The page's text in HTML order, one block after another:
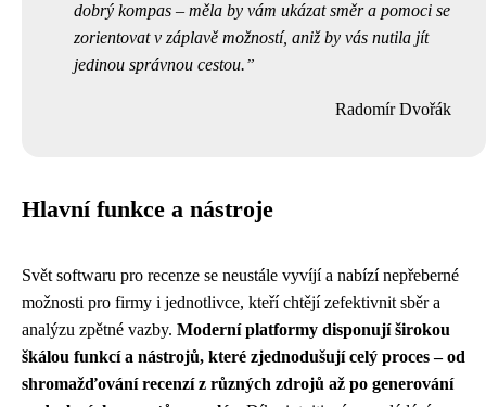
dobrý kompas – měla by vám ukázat směr a pomoci se
zorientovat v záplavě možností, aniž by vás nutila jít
jedinou správnou cestou.
Radomír Dvořák
Hlavní funkce a nástroje
Svět softwaru pro recenze se neustále vyvíjí a nabízí nepřeberné
možnosti pro firmy i jednotlivce, kteří chtějí zefektivnit sběr a
analýzu zpětné vazby. Moderní platformy disponují širokou
škálou funkcí a nástrojů, které zjednodušují celý proces – od
shromažďování recenzí z různých zdrojů až po generování